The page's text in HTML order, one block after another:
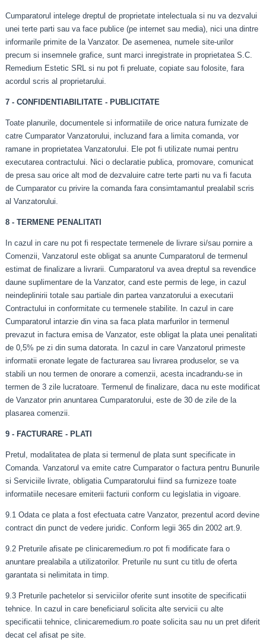
Cumparatorul intelege dreptul de proprietate intelectuala si nu va dezvalui
unei terte parti sau va face publice (pe internet sau media), nici una dintre
informarile primite de la Vanzator. De asemenea, numele site-urilor
precum si insemnele grafice, sunt marci inregistrate in proprietatea S.C.
Remedium Estetic SRL si nu pot fi preluate, copiate sau folosite, fara
acordul scris al proprietarului.
7 - CONFIDENTIABILITATE - PUBLICITATE
Toate planurile, documentele si informatiile de orice natura furnizate de
catre Cumparator Vanzatorului, incluzand fara a limita comanda, vor
ramane in proprietatea Vanzatorului. Ele pot fi utilizate numai pentru
executarea contractului. Nici o declaratie publica, promovare, comunicat
de presa sau orice alt mod de dezvaluire catre terte parti nu va fi facuta
de Cumparator cu privire la comanda fara consimtamantul prealabil scris
al Vanzatorului.
8 - TERMENE PENALITATI
In cazul in care nu pot fi respectate termenele de livrare si/sau pornire a
Comenzii, Vanzatorul este obligat sa anunte Cumparatorul de termenul
estimat de finalizare a livrarii. Cumparatorul va avea dreptul sa revendice
daune suplimentare de la Vanzator, cand este permis de lege, in cazul
neindeplinirii totale sau partiale din partea vanzatorului a executarii
Contractului in conformitate cu termenele stabilite. In cazul in care
Cumparatorul intarzie din vina sa faca plata marfurilor in termenul
prevazut in factura emisa de Vanzator, este obligat la plata unei penalitati
de 0,5% pe zi din suma datorata. In cazul in care Vanzatorul primeste
informatii eronate legate de facturarea sau livrarea produselor, se va
stabili un nou termen de onorare a comenzii, acesta incadrandu-se in
termen de 3 zile lucratoare. Termenul de finalizare, daca nu este modificat
de Vanzator prin anuntarea Cumparatorului, este de 30 de zile de la
plasarea comenzii.
9 - FACTURARE - PLATI
Pretul, modalitatea de plata si termenul de plata sunt specificate in
Comanda. Vanzatorul va emite catre Cumparator o factura pentru Bunurile
si Serviciile livrate, obligatia Cumparatorului fiind sa furnizeze toate
informatiile necesare emiterii facturii conform cu legislatia in vigoare.
9.1 Odata ce plata a fost efectuata catre Vanzator, prezentul acord devine
contract din punct de vedere juridic. Conform legii 365 din 2002 art.9.
9.2 Preturile afisate pe clinicaremedium.ro pot fi modificate fara o
anuntare prealabila a utilizatorilor. Preturile nu sunt cu titlu de oferta
garantata si nelimitata in timp.
9.3 Preturile pachetelor si serviciilor oferite sunt insotite de specificatii
tehnice. In cazul in care beneficiarul solicita alte servicii cu alte
specificatii tehnice, clinicaremedium.ro poate solicita sau nu un pret diferit
decat cel afisat pe site.